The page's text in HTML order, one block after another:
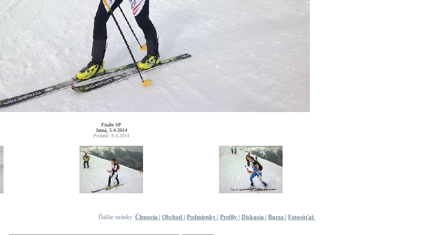
Finále SP
Jasná, 5.4.2014
Pridané: 8.4.2014
Ďalšie stránky: Členovia Obchod Podmienky Profily Diskusia Burza Fotosúťaž